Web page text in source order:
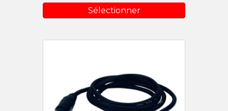
Sélectionner